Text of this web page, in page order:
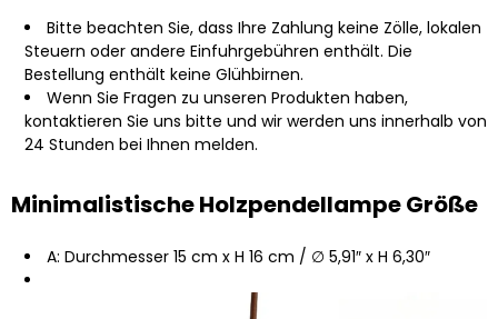
Bitte beachten Sie, dass Ihre Zahlung keine Zölle, lokalen
Steuern oder andere Einfuhrgebühren enthält. Die
Bestellung enthält keine Glühbirnen.
Wenn Sie Fragen zu unseren Produkten haben,
kontaktieren Sie uns bitte und wir werden uns innerhalb von
24 Stunden bei Ihnen melden.
Minimalistische Holzpendellampe Größe
A: Durchmesser 15 cm x H 16 cm / ∅ 5,91″ x H 6,30″